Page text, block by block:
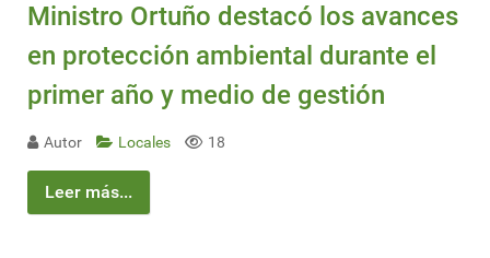
Ministro Ortuño destacó los avances
en protección ambiental durante el
primer año y medio de gestión
Autor Locales 18
Leer más...